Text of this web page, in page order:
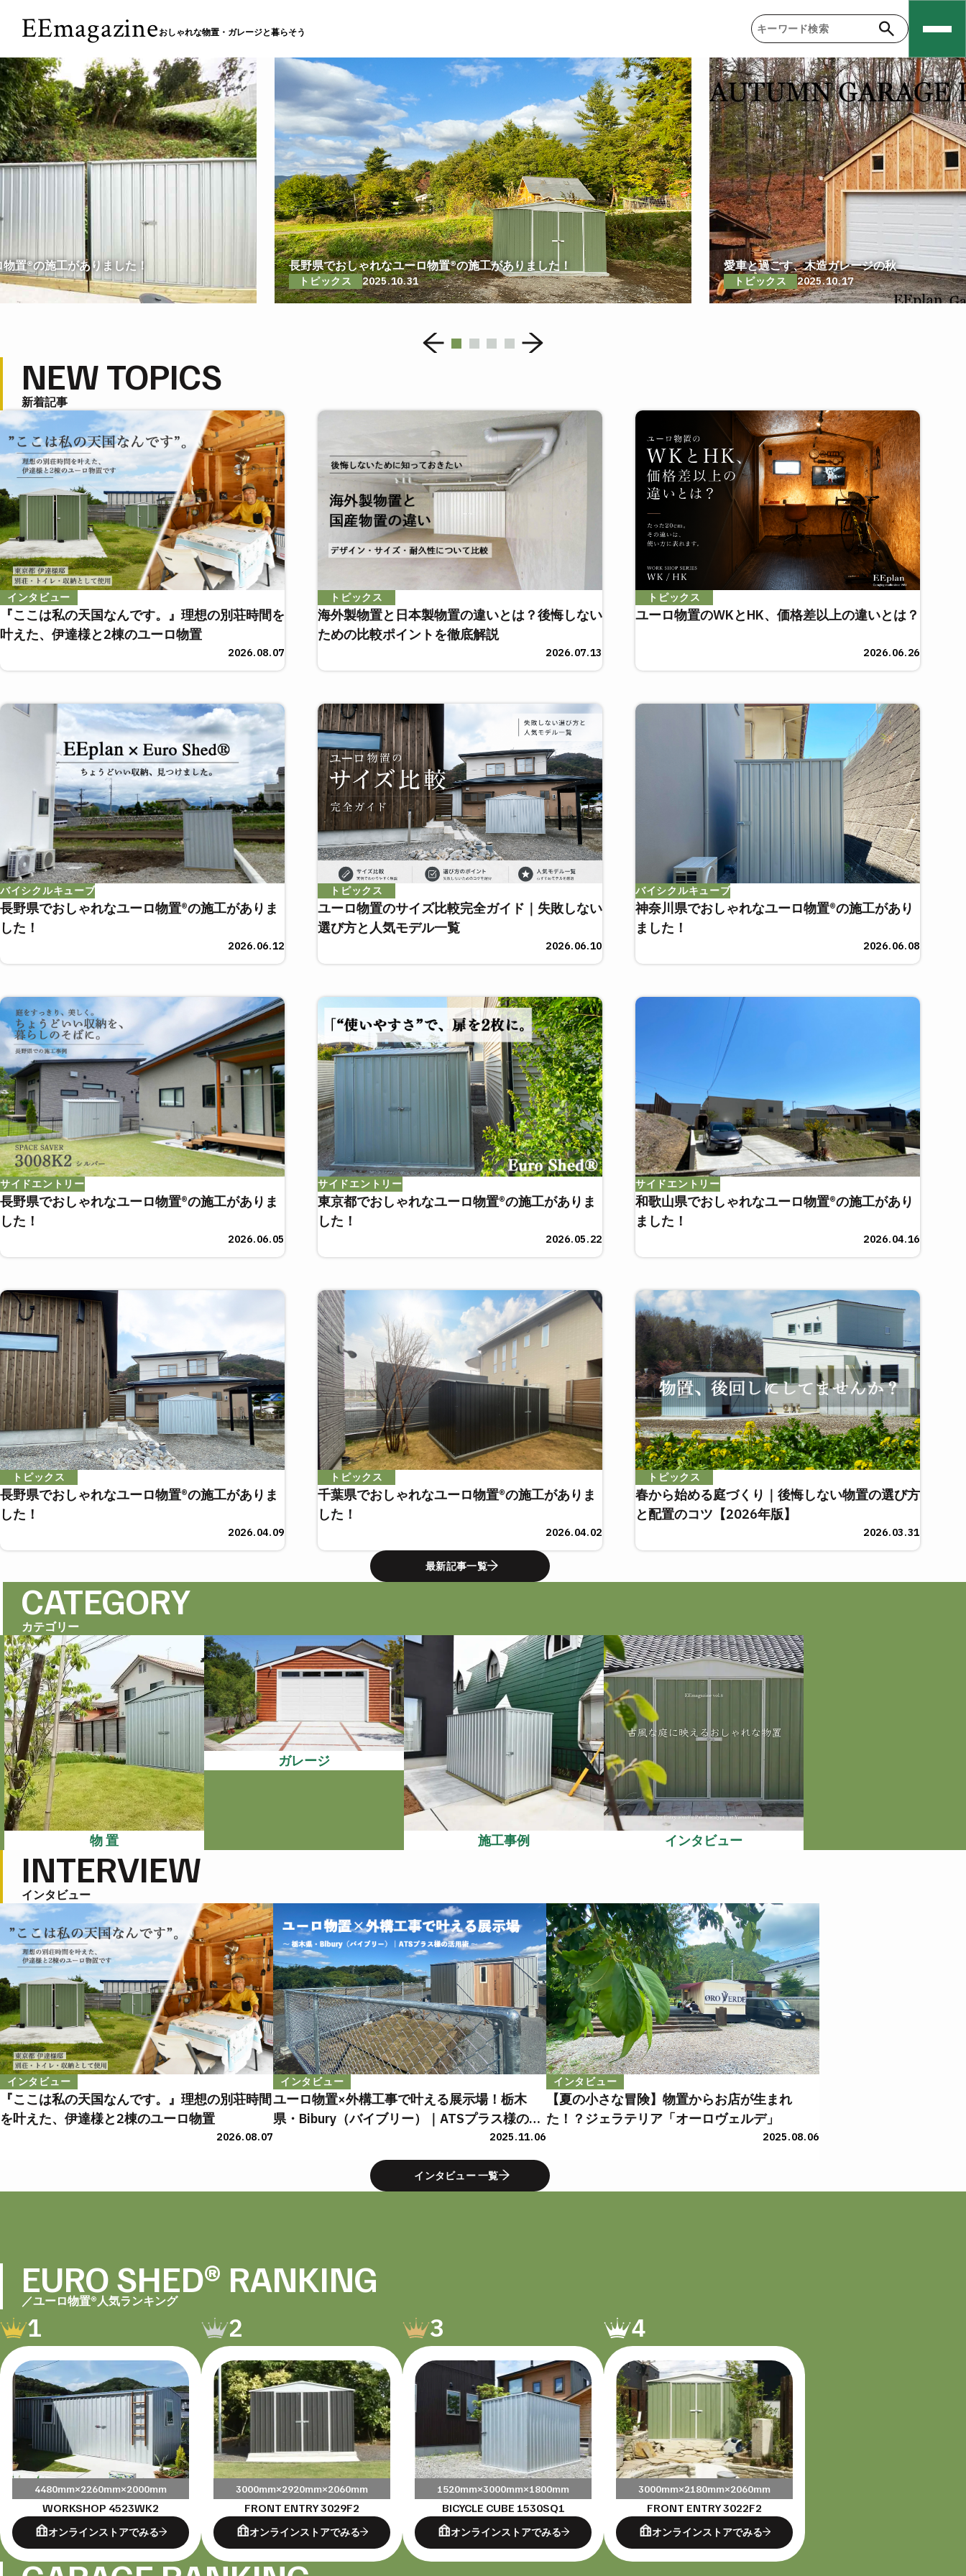
EEmagazine おしゃれな物置・ガレージと暮らそう
置®の施工がありました！ 長野県でおしゃれなユーロ物置®の施工がありました！
トピックス 2025.10.31
愛車と過ごす、木造ガレージの秋
トピックス 2025.10.17
NEW TOPICS
新着記事
インタビュー
『ここは私の天国なんです。』理想の別荘時間を
叶えた、伊達様と2棟のユーロ物置
2026.08.07
トピックス
海外製物置と日本製物置の違いとは？後悔しない
ための比較ポイントを徹底解説
2026.07.13
トピックス
ユーロ物置のWKとHK、価格差以上の違いとは？
2026.06.26
バイシクルキューブ
長野県でおしゃれなユーロ物置®の施工がありま
した！
2026.06.12
トピックス
ユーロ物置のサイズ比較完全ガイド｜失敗しない
選び方と人気モデル一覧
2026.06.10
バイシクルキューブ
神奈川県でおしゃれなユーロ物置®の施工があり
ました！
2026.06.08
サイドエントリー
長野県でおしゃれなユーロ物置®の施工がありま
した！
2026.06.05
サイドエントリー
東京都でおしゃれなユーロ物置®の施工がありま
した！
2026.05.22
サイドエントリー
和歌山県でおしゃれなユーロ物置®の施工があり
ました！
2026.04.16
トピックス
長野県でおしゃれなユーロ物置®の施工がありま
した！
2026.04.09
トピックス
千葉県でおしゃれなユーロ物置®の施工がありま
した！
2026.04.02
トピックス
春から始める庭づくり｜後悔しない物置の選び方
と配置のコツ【2026年版】
2026.03.31
最新記事一覧
CATEGORY
カテゴリー
物 置
ガレージ
施工事例 インタビュー
INTERVIEW
インタビュー
インタビュー
『ここは私の天国なんです。』理想の別荘時間
を叶えた、伊達様と2棟のユーロ物置
2026.08.07
インタビュー
ユーロ物置×外構工事で叶える展示場！栃木
県・Bibury（バイブリー）｜ATSプラス様の活
2025.11.06
インタビュー
【夏の小さな冒険】物置からお店が生まれ
た！？ジェラテリア「オーロヴェルデ」
2025.08.06
インタビュー 一覧
EURO SHED® RANKING
／ユーロ物置®人気ランキング
1
4480mm×2260mm×2000mm
WORKSHOP 4523WK2
オンラインストアでみる
2
3000mm×2920mm×2060mm
FRONT ENTRY 3029F2
オンラインストアでみる
3
1520mm×3000mm×1800mm
BICYCLE CUBE 1530SQ1
オンラインストアでみる
4
3000mm×2180mm×2060mm
FRONT ENTRY 3022F2
オンラインストアでみる